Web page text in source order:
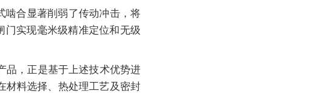
合显著削弱了传动冲击，将
实现毫米级精准定位和无级
品，正是基于上述技术优势进
材料选择、热处理工艺及密封